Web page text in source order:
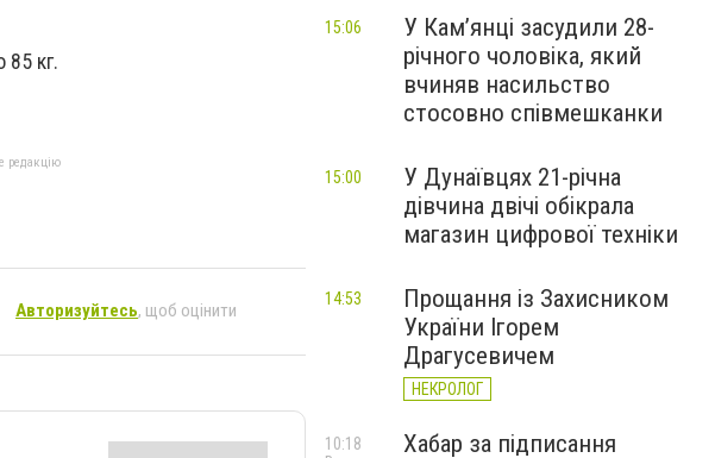
85 кг.
редакцію
Авторизуйтесь, щоб оцінити
У Камʼянці засудили 28-
річного чоловіка, який
вчиняв насильство
стосовно співмешканки
15:06
У Дунаївцях 21-річна
дівчина двічі обікрала
магазин цифрової техніки
15:00
Прощання із Захисником
України Ігорем
Драгусевичем
НЕКРОЛОГ
14:53
Хабар за підписання
10:18